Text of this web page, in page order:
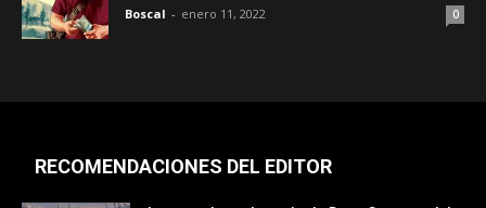
Boscal - enero 11, 2022 0
RECOMENDACIONES DEL EDITOR